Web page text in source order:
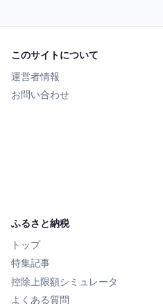
このサイトについて
運営者情報
お問い合わせ
ふるさと納税
トップ
特集記事
控除上限額シミュレータ
よくある質問